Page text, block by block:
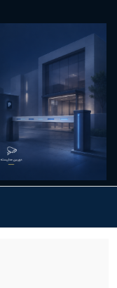
همیار امنیت